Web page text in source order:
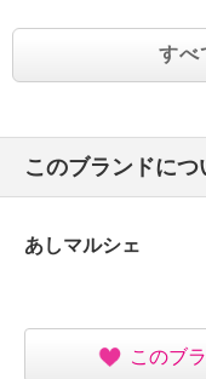
すべ
このブランドにつ
あしマルシェ
このブ